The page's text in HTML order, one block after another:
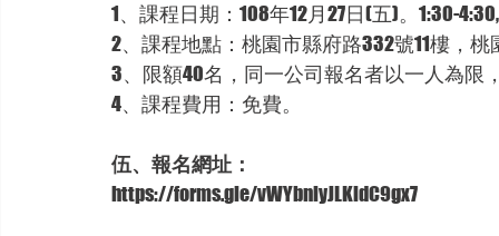
1、課程日期：108年12月27日(五)。1:30-
2、課程地點：桃園市縣府路332號11樓，
3、限額40名，同一公司報名者以一人為限
4、課程費用：免費。
伍、報名網址：
https://forms.gle/vWYbniyJLKidC9gx7